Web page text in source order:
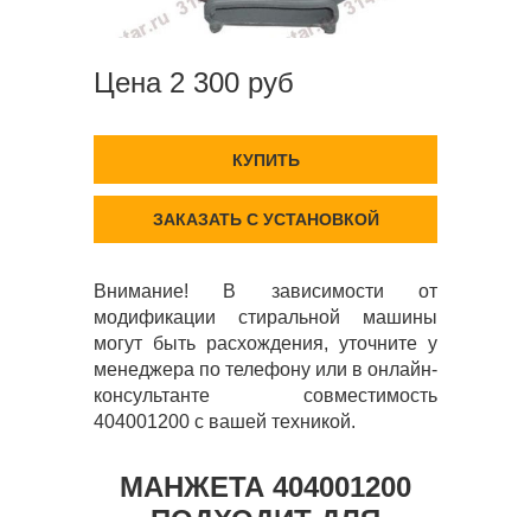
Цена 2 300 руб
КУПИТЬ
ЗАКАЗАТЬ С УСТАНОВКОЙ
Внимание! В зависимости от
модификации стиральной машины
могут быть расхождения, уточните у
менеджера по телефону или в онлайн-
консультанте совместимость
404001200 с вашей техникой.
МАНЖЕТА 404001200